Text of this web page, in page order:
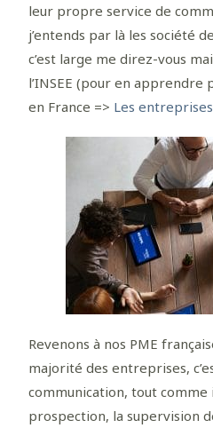
leur propre service de
j’entends par là les société
c’est large me direz-vous
l’INSEE (pour en apprendre
en France => Les
Revenons à nos PME
majorité des entreprises,
communication, tout comme
prospection, la supervision